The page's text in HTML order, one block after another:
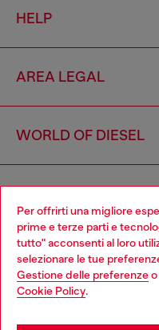
Per offrirti una migliore
prime e terze parti e
tutto" acconsenti al loro
selezionare le tue
Gestione delle preferenze
Cookie Policy.
HELP
AREA LEGAL
WORLD OF DIESEL
Country: IT
Choose your location
You are currently browsing
be based in United States